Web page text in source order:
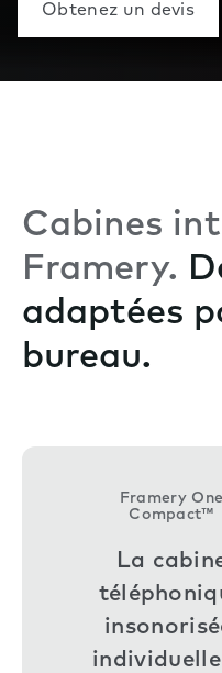
Obtenez un devis
Cabines
Framery.
adaptées
bureau.
Framery One
Compact™
La